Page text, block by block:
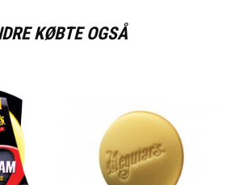
KØBTE OGSÅ